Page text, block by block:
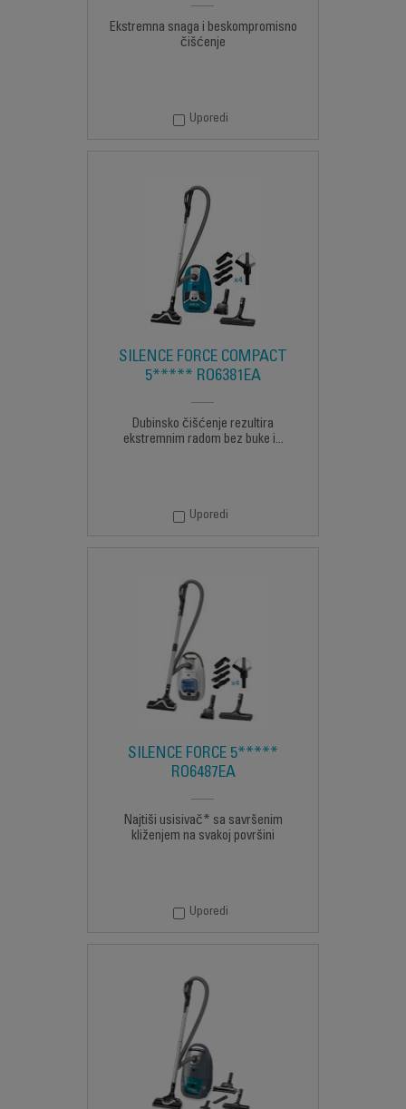
Ekstremna snaga i beskompromisno
čišćenje
Uporedi
SILENCE FORCE COMPACT
5***** RO6381EA
Dubinsko čišćenje rezultira
ekstremnim radom bez buke i...
Uporedi
SILENCE FORCE 5*****
RO6487EA
Najtiši usisivač* sa savršenim
kliženjem na svakoj površini
Uporedi